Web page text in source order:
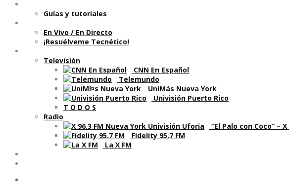
Guí­as y tutoriales
En Vivo / En Directo
¡Resuélveme Tecnético!
Televisión
CNN En Español
Telemundo
UniMás Nueva York
Univisión Puerto Rico
T O D O S
Radio
“El Palo con Coco” – X
Fidelity 95.7 FM
La X FM